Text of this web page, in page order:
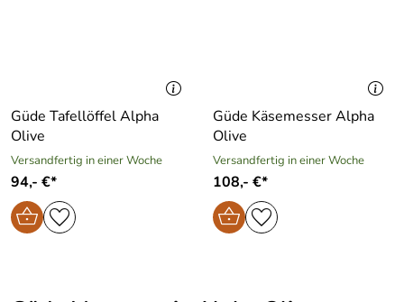
Güde Tafellöffel Alpha
Olive
Versandfertig in einer Woche
94,- €*
Güde Käsemesser Alpha
Olive
Versandfertig in einer Woche
108,- €*